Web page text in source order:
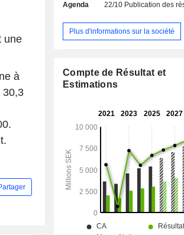
une
à
30,3
privés en Suède, en Norvège, au
Web de Nordnet, son application
plusieurs applications de trading
social de la région nordique, qui
clients de suivre d'autres
compte au total plus d'un demi-
membres sur ses différents canaux
Agenda 22/10 Publication des résultats
Plus d'informations sur la société
Compte de Résultat et
Estimations